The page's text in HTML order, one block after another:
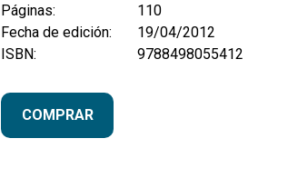
Páginas:
110
Fecha de edición:
19/04/2012
ISBN:
9788498055412
COMPRAR